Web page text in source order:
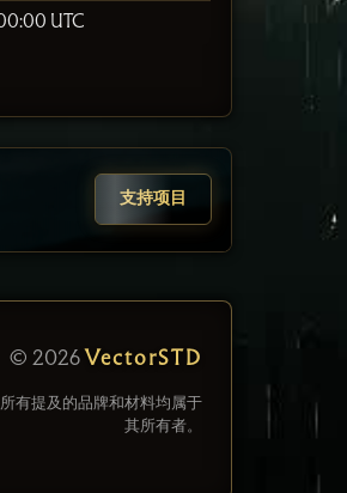
UTC
支持项目
© 2026 VectorSTD
有提及的品牌和材料均属于
其所有者。